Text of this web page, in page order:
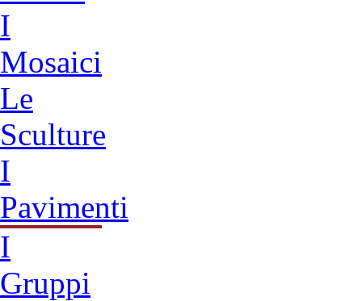
I
Mosaici
Le
Sculture
I
Pavimenti
I
Gruppi